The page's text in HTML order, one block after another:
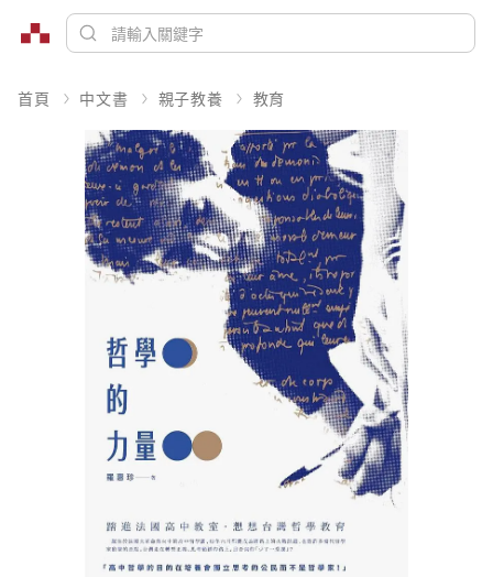
首頁 中文書 親子教養 教育